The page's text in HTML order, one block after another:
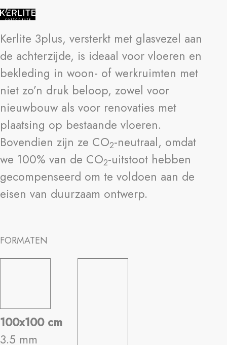
Kerlite 3plus, versterkt met glasvezel aan
de achterzijde, is ideaal voor vloeren en
bekleding in woon- of werkruimten met
niet zo’n druk beloop, zowel voor
nieuwbouw als voor renovaties met
plaatsing op bestaande vloeren.
Bovendien zijn ze CO2-neutraal, omdat
we 100% van de CO2-uitstoot hebben
gecompenseerd om te voldoen aan de
eisen van duurzaam ontwerp.
FORMATEN
100x100 cm
3.5 mm